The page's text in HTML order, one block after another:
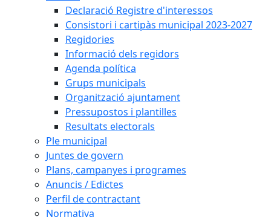
Declaració Registre d'interessos
Consistori i cartipàs municipal 2023-2027
Regidories
Informació dels regidors
Agenda política
Grups municipals
Organització ajuntament
Pressupostos i plantilles
Resultats electorals
Ple municipal
Juntes de govern
Plans, campanyes i programes
Anuncis / Edictes
Perfil de contractant
Normativa